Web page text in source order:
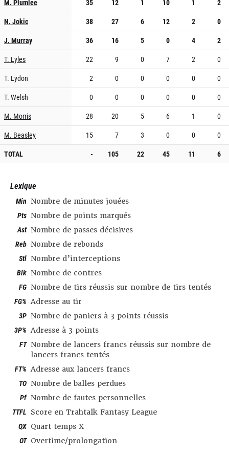
M. Plumlee
35 12 1 10 1
2
N. Jokic
38 27 6 12 2
0
J. Murray
36 16 5 0 4
2
T. Lyles
22 9 0 7 2
0
T. Lydon
2 0 0 0 0
0
T. Welsh
0 0 0 0 0
0
M. Morris
28 20 5 6 1
0
M. Beasley
15 7 3 0 0
0
TOTAL
- 105 22 45 11 6
Lexique
Min Nombre de minutes jouées
Pts Nombre de points marqués
Ast Nombre de passes décisives
Reb Nombre de rebonds
Stl Nombre d’interceptions
Blk Nombre de contres
FG Nombre de tirs réussis sur nombre de tirs tentés
FG% Adresse au tir
3P Nombre de paniers à 3 points réussis
3P% Adresse à 3 points
FT Nombre de lancers francs réussis sur nombre de
lancers francs tentés
FT% Adresse aux lancers francs
TO Nombre de balles perdues
Pf Nombre de fautes personnelles
TTFL Score en Trahtalk Fantasy League
QX Quart temps X
OT Overtime/prolongation